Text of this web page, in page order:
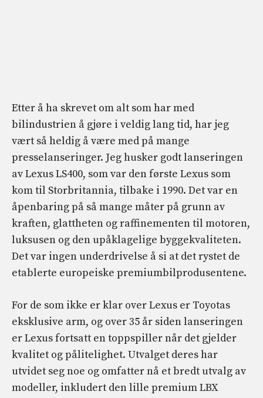
Etter å ha skrevet om alt som har med
bilindustrien å gjøre i veldig lang tid, har jeg
vært så heldig å være med på mange
presselanseringer. Jeg husker godt lanseringen
av Lexus LS400, som var den første Lexus som
kom til Storbritannia, tilbake i 1990. Det var en
åpenbaring på så mange måter på grunn av
kraften, glattheten og raffinementen til motoren,
luksusen og den upåklagelige byggekvaliteten.
Det var ingen underdrivelse å si at det rystet de
etablerte europeiske premiumbilprodusentene.
For de som ikke er klar over Lexus er Toyotas
eksklusive arm, og over 35 år siden lanseringen
er Lexus fortsatt en toppspiller når det gjelder
kvalitet og pålitelighet. Utvalget deres har
utvidet seg noe og omfatter nå et bredt utvalg av
modeller, inkludert den lille premium LBX